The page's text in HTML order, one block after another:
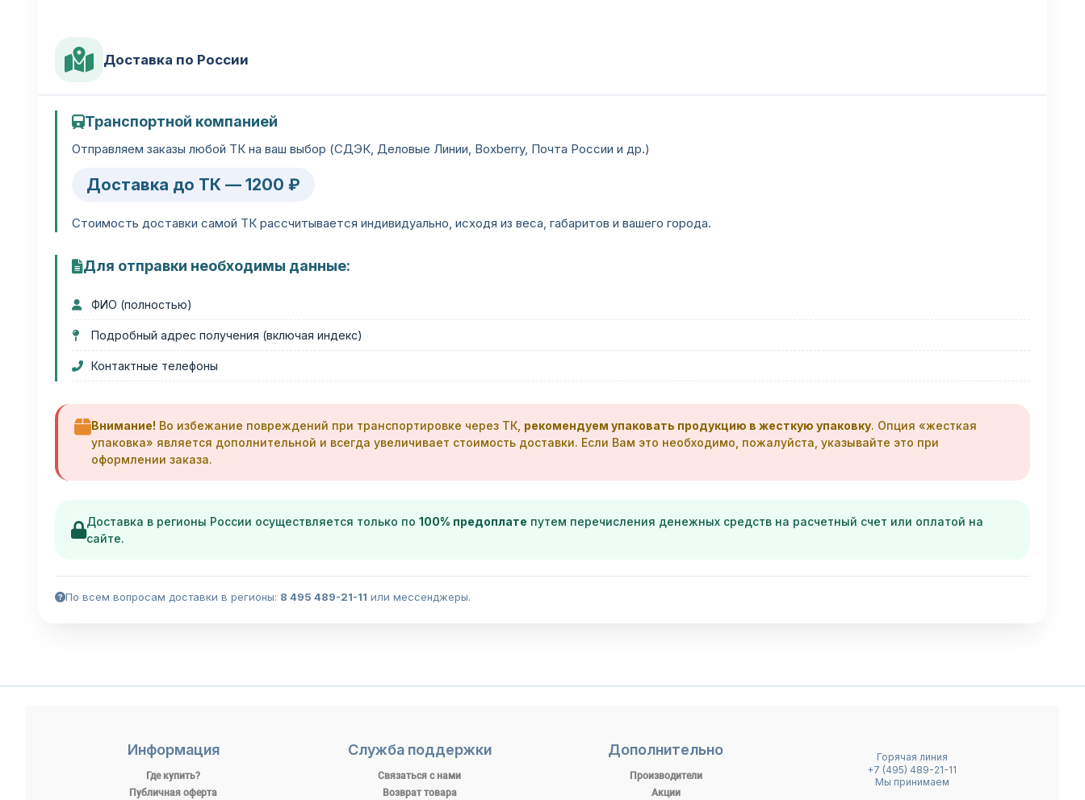
Доставка по России
Транспортной компанией
Отправляем заказы любой ТК на ваш выбор (СДЭК, Деловые Линии, Boxberry, Почта России и др.)
Доставка до ТК — 1200 ₽
Стоимость доставки самой ТК рассчитывается индивидуально, исходя из веса, габаритов и вашего города.
Для отправки необходимы данные:
ФИО (полностью)
Подробный адрес получения (включая индекс)
Контактные телефоны
Внимание! Во избежание повреждений при транспортировке через ТК, рекомендуем упаковать продукцию в жесткую упаковку. Опция «жесткая
упаковка» является дополнительной и всегда увеличивает стоимость доставки. Если Вам это необходимо, пожалуйста, указывайте это при
оформлении заказа.
Доставка в регионы России осуществляется только по 100% предоплате путем перечисления денежных средств на расчетный счет или оплатой на
сайте.
По всем вопросам доставки в регионы: 8 495 489-21-11 или мессенджеры.
Информация
Где купить?
Публичная оферта
Служба поддержки
Связаться с нами
Возврат товара
Дополнительно
Производители
Акции
Горячая линия
+7 (495) 489-21-11
Мы принимаем
Написать в чат
Онлайн — ответим быстро